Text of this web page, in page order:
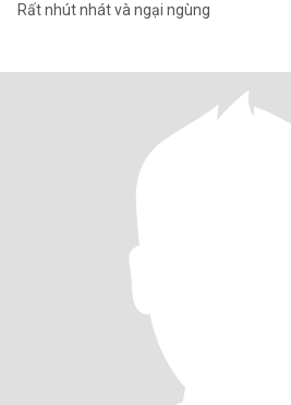
Rất nhút nhát và ngại ngùng